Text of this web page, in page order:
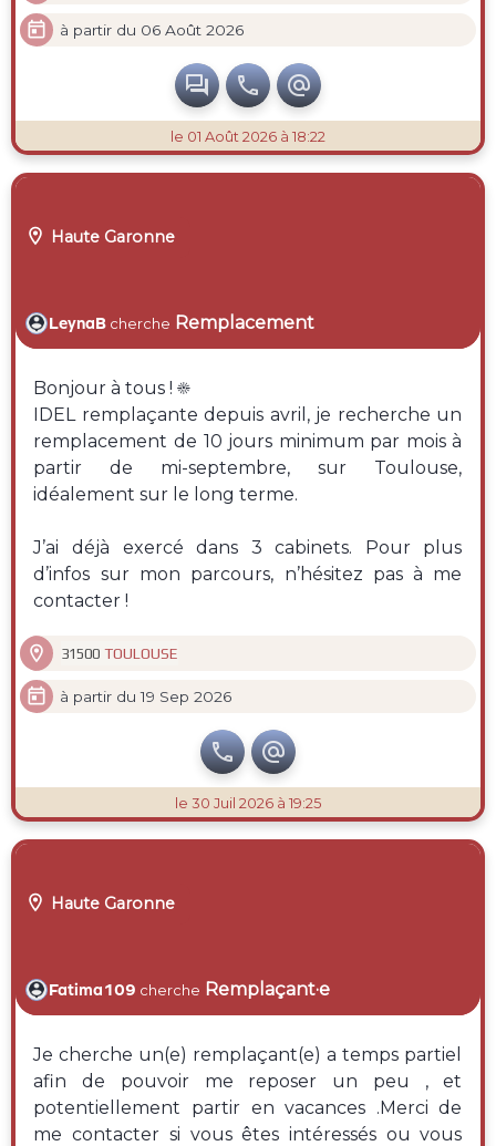
 à partir du 06 Août 2026
  
le 01 Août 2026 à 18:22
 Haute Garonne
LeynaB cherche Remplacement
Bonjour à tous ! ☀️
IDEL remplaçante depuis avril, je recherche un
remplacement de 10 jours minimum par mois à
partir de mi-septembre, sur Toulouse,
idéalement sur le long terme.
J’ai déjà exercé dans 3 cabinets. Pour plus
d’infos sur mon parcours, n’hésitez pas à me
contacter !
 31500 TOULOUSE
 à partir du 19 Sep 2026
 
le 30 Juil 2026 à 19:25
 Haute Garonne
Fatima109 cherche Remplaçant·e
Je cherche un(e) remplaçant(e) a temps partiel
afin de pouvoir me reposer un peu , et
potentiellement partir en vacances .Merci de
me contacter si vous êtes intéressés ou vous